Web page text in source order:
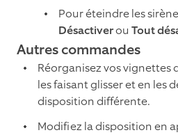
Pour éteindre les
Désactiverou Tout
Autres commandes
Réorganisez vos vignettes
les faisant glisser et en les
disposition différente.
Modifiez la disposition en